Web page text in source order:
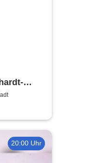
den
20:00 Uhr